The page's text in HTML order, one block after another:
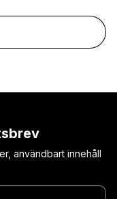
användbart innehåll